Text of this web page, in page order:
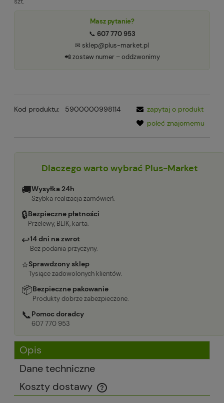
Masz pytanie?
📞 607 770 953
✉ sklep@plus-market.pl
📲 zostaw numer – oddzwonimy
Kod produktu: 5900000998114
zapytaj o produkt
poleć znajomemu
Dlaczego warto wybrać Plus-Market
🚚Wysyłka 24h
Szybka realizacja zamówień.
🔒Bezpieczne płatności
Przelewy, BLIK, karta.
↩14 dni na zwrot
Bez podania przyczyny.
⭐Sprawdzony sklep
Tysiące zadowolonych klientów.
📦Bezpieczne pakowanie
Produkty dobrze zabezpieczone.
📞Pomoc doradcy
607 770 953
Opis
Dane techniczne
Koszty dostawy
Cena nie zawiera ewentualnych kosztów płatności